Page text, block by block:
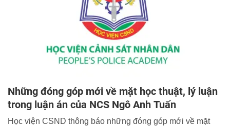
Những đóng góp mới về mặt học thuật, lý luận
trong luận án của NCS Ngô Anh Tuấn
Học viện CSND thông báo những đóng góp mới về mặt